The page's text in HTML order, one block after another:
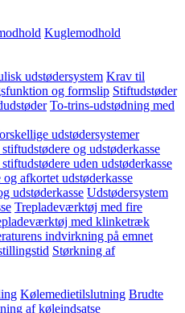
Kuglemodhold
udstødersystem Krav til
og formslip Stiftudstøder
To-trins-udstødning med
udstødersystemer
og udstøderkasse
uden udstøderkasse
afkortet udstøderkasse
udstøderkasse Udstødersystem
Trepladeværktøj med fire
med klinketræk
indvirkning på emnet
Størkning af
Kølemedietilslutning Brudte
af køleindsatse